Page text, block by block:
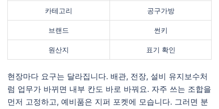
카테고리 공구가방
브랜드 썬키
원산지 표기 확인
현장마다 요구는 달라집니다. 배관, 전장, 설비 유지보수처
럼 업무가 바뀌면 내부 칸도 바로 바꿔요. 자주 쓰는 조합을
먼저 고정하고, 예비품은 지퍼 포켓에 모습니다. 그러면 분